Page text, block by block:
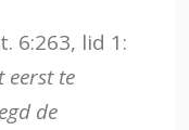
6:263, lid 1:
eerst te
de